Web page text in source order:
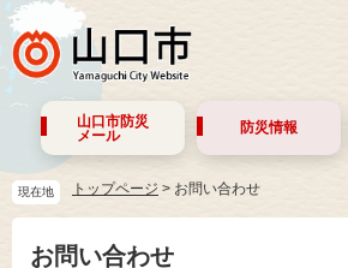
山口市防災
メール
防災情報
現在地 トップページ > お問い合わせ
お問い合わせ